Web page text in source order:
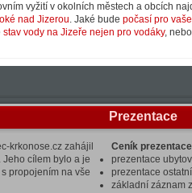
vyžití v okolních městech a obcích
nad Jizerou. Jaké bude počasí pro
stav vody na Jizeře nejen pro vodáky,
krkonose.cz zahájil
cílem bylo a je
propojením na vše
Prezentace
Ceník
prezentace
prezentace
základní záznam